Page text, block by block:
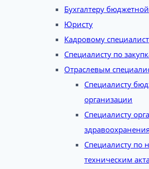
Бухгалтеру
Юристу
Кадровому
Специалисту по
Отраслевым
Специалисту
организации
Специалисту
здравоохранения
Специалисту по
техническим